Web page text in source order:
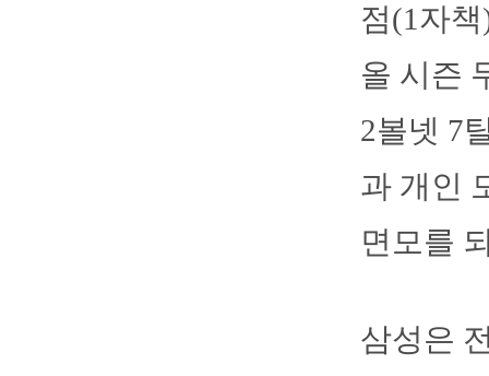
점(1자
올 시즌
2볼넷 7
과 개인
면모를
삼성은